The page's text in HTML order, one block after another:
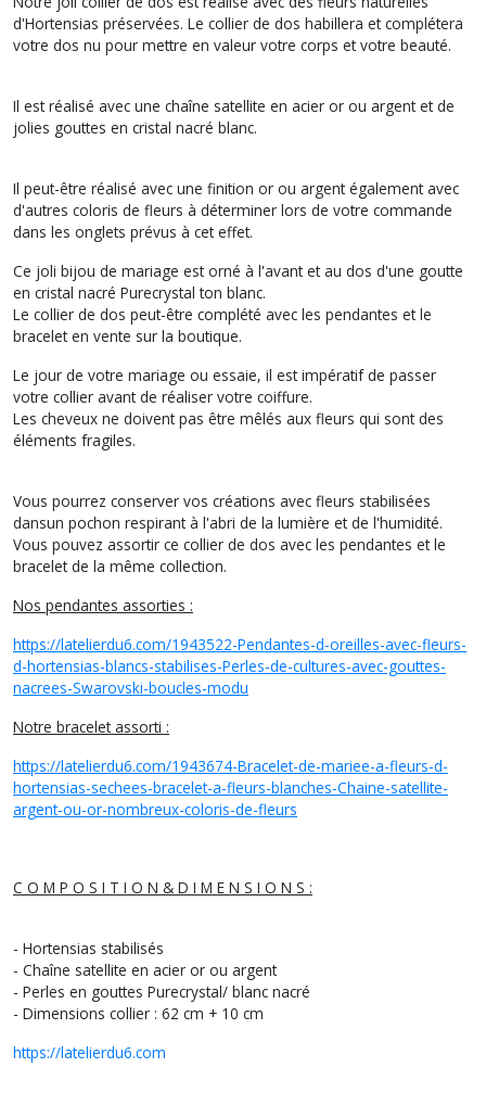
d'Hortensias préservées. Le collier de dos habillera et complétera
votre dos nu pour mettre en valeur votre corps et votre beauté.
Il est réalisé avec une chaîne satellite en acier or ou argent et de
jolies gouttes en cristal nacré blanc.
Il peut-être réalisé avec une finition or ou argent également avec
d'autres coloris de fleurs à déterminer lors de votre commande
dans les onglets prévus à cet effet.
Ce joli bijou de mariage est orné à l'avant et au dos d'une goutte
en cristal nacré Purecrystal ton blanc.
Le collier de dos peut-être complété avec les pendantes et le
bracelet en vente sur la boutique.
Le jour de votre mariage ou essaie, il est impératif de passer
votre collier avant de réaliser votre coiffure.
Les cheveux ne doivent pas être mêlés aux fleurs qui sont des
éléments fragiles.
Vous pourrez conserver vos créations avec fleurs stabilisées
dansun pochon respirant à l'abri de la lumière et de l'humidité.
Vous pouvez assortir ce collier de dos avec les pendantes et le
bracelet de la même collection.
Nos pendantes assorties :
https://latelierdu6.com/1943522-Pendantes-d-oreilles-avec-fleurs-
d-hortensias-blancs-stabilises-Perles-de-cultures-avec-gouttes-
nacrees-Swarovski-boucles-modu
Notre bracelet assorti :
https://latelierdu6.com/1943674-Bracelet-de-mariee-a-fleurs-d-
hortensias-sechees-bracelet-a-fleurs-blanches-Chaine-satellite-
argent-ou-or-nombreux-coloris-de-fleurs
C O M P O S I T I O N & D I M E N S I O N S :
- Hortensias stabilisés
- Chaîne satellite en acier or ou argent
- Perles en gouttes Purecrystal/ blanc nacré
- Dimensions collier : 62 cm + 10 cm
https://latelierdu6.com